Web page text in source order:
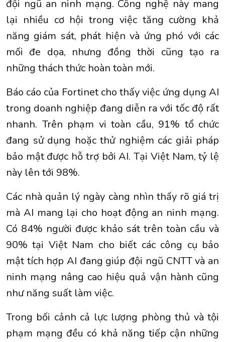
đội ngũ an ninh mạng. Công nghệ này mang
lại nhiều cơ hội trong việc tăng cường khả
năng giám sát, phát hiện và ứng phó với các
mối đe dọa, nhưng đồng thời cũng tạo ra
những thách thức hoàn toàn mới.
Báo cáo của Fortinet cho thấy việc ứng dụng AI
trong doanh nghiệp đang diễn ra với tốc độ rất
nhanh. Trên phạm vi toàn cầu, 91% tổ chức
đang sử dụng hoặc thử nghiệm các giải pháp
bảo mật được hỗ trợ bởi AI. Tại Việt Nam, tỷ lệ
này lên tới 98%.
Các nhà quản lý ngày càng nhìn thấy rõ giá trị
mà AI mang lại cho hoạt động an ninh mạng.
Có 84% người được khảo sát trên toàn cầu và
90% tại Việt Nam cho biết các công cụ bảo
mật tích hợp AI đang giúp đội ngũ CNTT và an
ninh mạng nâng cao hiệu quả vận hành cũng
như năng suất làm việc.
Trong bối cảnh cả lực lượng phòng thủ và tội
phạm mạng đều có khả năng tiếp cận những